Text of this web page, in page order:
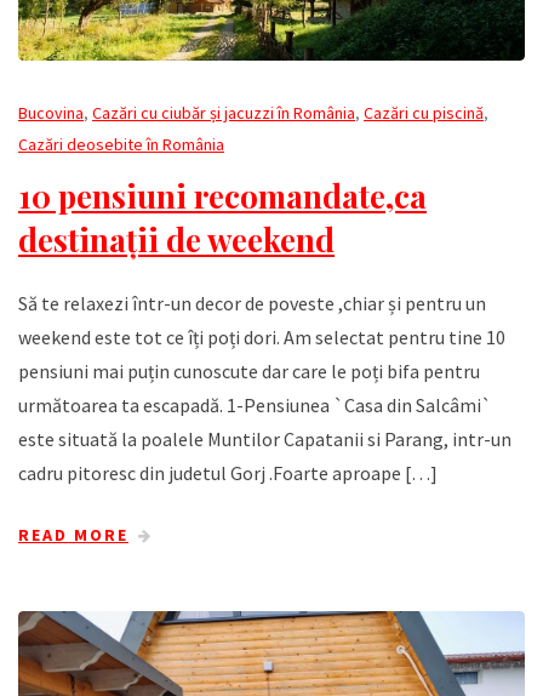
Bucovina, Cazări cu ciubăr și jacuzzi în România, Cazări cu piscină,
Cazări deosebite în România
10 pensiuni recomandate,ca
destinații de weekend
Să te relaxezi într-un decor de poveste ,chiar și pentru un
weekend este tot ce îți poți dori. Am selectat pentru tine 10
pensiuni mai puțin cunoscute dar care le poți bifa pentru
următoarea ta escapadă. 1-Pensiunea `Casa din Salcâmi`
este situată la poalele Muntilor Capatanii si Parang, intr-un
cadru pitoresc din judetul Gorj .Foarte aproape […]
READ MORE